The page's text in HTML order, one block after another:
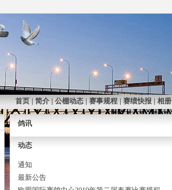
首页 简介 公棚动态 赛事规程 赛绩快报 相册
鸽讯
动态
通知
最新公告